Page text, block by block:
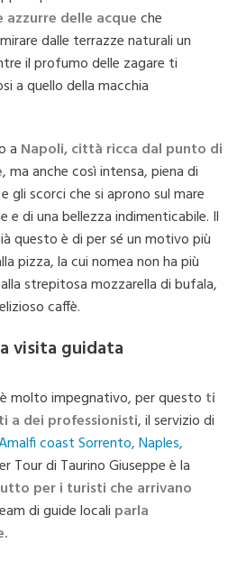
delle acqueche
dalle terrazze naturali un
il profumo delle zagare ti
a quello della macchia
a Napoli, città ricca dal punto di
, ma anche così intensa, piena di
scorci che si aprono sul mare
e di una bellezza indimenticabile. Il
questo è di per sé un motivo più
pizza, la cui nomea non ha più
strepitosa mozzarella di bufala,
caffè.
visita guidata
molto impegnativo, per questo ti
a dei professionisti, il servizio di
coast Sorrento, Naples,
Tour di Taurino Giuseppe è la
per i turisti che arrivano
di guide locali parla